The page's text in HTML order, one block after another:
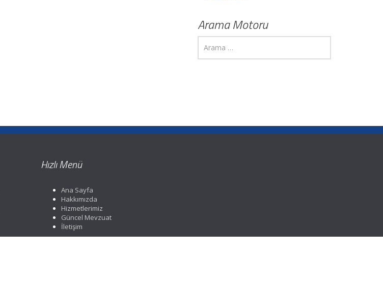
Arama Motoru
Hızlı Menü
Ana Sayfa
Hakkımızda
Hizmetlerimiz
Güncel Mevzuat
İletişim